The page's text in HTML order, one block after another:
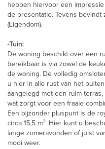
hebben hiervoor een
de presentatie. Tevens bevindt
(Eigendom).
-Tuin:
De woning beschikt over een
bereikbaar is via zowel de
de woning. De volledig
u hier in alle rust van het
aangelegd met een ruim
wat zorgt voor een fraaie
Een bijzonder pluspunt is de
circa 15,5 m². Hier kunt u
lange zomeravonden of juist
mooi weer.